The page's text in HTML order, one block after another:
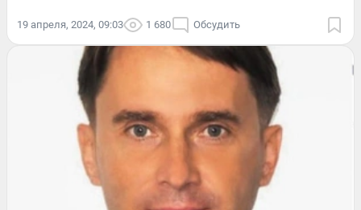
19 апреля, 2024, 09:03 1 680 Обсудить